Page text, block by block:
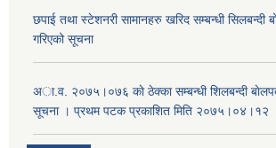
छपाई तथा स्टेशनरी सामानहरु खरिद सम्बन्धी सिलबन्दी
गरिएको सूचना
अा.व. २०७५।०७६ काे ठेक्का सम्बन्धी शिलबन्दी
सूचना । प्रथम पटक प्रकाशित मिति २०७५।०४।१२